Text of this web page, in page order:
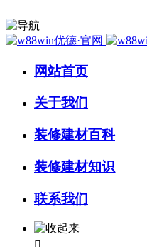
网站首页
关于我们
装修建材百科
装修建材知识
联系我们